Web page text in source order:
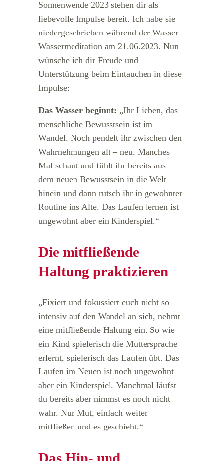
Sonnenwende 2023 stehen dir als
liebevolle Impulse bereit. Ich habe sie
niedergeschrieben während der Wasser
Wassermeditation am 21.06.2023. Nun
wünsche ich dir Freude und
Unterstützung beim Eintauchen in diese
Impulse:
Das Wasser beginnt: „Ihr Lieben, das
menschliche Bewusstsein ist im
Wandel. Noch pendelt ihr zwischen den
Wahrnehmungen alt – neu. Manches
Mal schaut und fühlt ihr bereits aus
dem neuen Bewusstsein in die Welt
hinein und dann rutsch ihr in gewohnter
Routine ins Alte. Das Laufen lernen ist
ungewohnt aber ein Kinderspiel.“
Die mitfließende
Haltung praktizieren
„Fixiert und fokussiert euch nicht so
intensiv auf den Wandel an sich, nehmt
eine mitfließende Haltung ein. So wie
ein Kind spielerisch die Muttersprache
erlernt, spielerisch das Laufen übt. Das
Laufen im Neuen ist noch ungewohnt
aber ein Kinderspiel. Manchmal läufst
du bereits aber nimmst es noch nicht
wahr. Nur Mut, einfach weiter
mitfließen und es geschieht.“
Das Hin- und